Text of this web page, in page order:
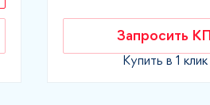
Запросить КП
Купить в 1 клик